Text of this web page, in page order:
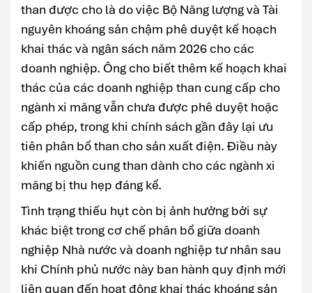
than được cho là do việc Bộ Năng lượng và Tài
nguyên khoáng sản chậm phê duyệt kế hoạch
khai thác và ngân sách năm 2026 cho các
doanh nghiệp. Ông cho biết thêm kế hoạch khai
thác của các doanh nghiệp than cung cấp cho
ngành xi măng vẫn chưa được phê duyệt hoặc
cấp phép, trong khi chính sách gần đây lại ưu
tiên phân bổ than cho sản xuất điện. Điều này
khiến nguồn cung than dành cho các ngành xi
măng bị thu hẹp đáng kể.
Tình trạng thiếu hụt còn bị ảnh hưởng bởi sự
khác biệt trong cơ chế phân bổ giữa doanh
nghiệp Nhà nước và doanh nghiệp tư nhân sau
khi Chính phủ nước này ban hành quy định mới
liên quan đến hoạt động khai thác khoáng sản